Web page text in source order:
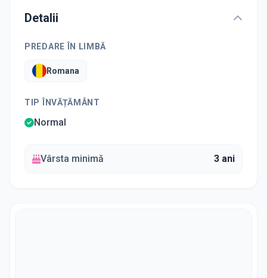
Detalii
PREDARE ÎN LIMBĂ
Romana
TIP ÎNVĂȚĂMÂNT
Normal
Vârsta minimă 3 ani